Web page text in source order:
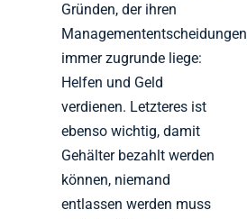
Gründen, der ihren
Managemententscheidungen
immer zugrunde liege:
Helfen und Geld
verdienen. Letzteres ist
ebenso wichtig, damit
Gehälter bezahlt werden
können, niemand
entlassen werden muss